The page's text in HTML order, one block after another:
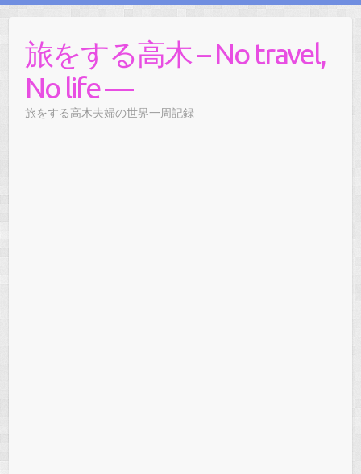
旅をする高木 – No travel,
No life —
旅をする高木夫婦の世界一周記録